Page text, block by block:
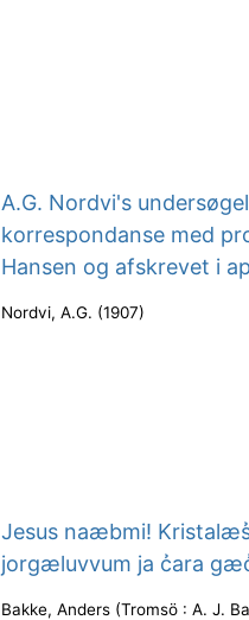
A.G. Nordvi's
korrespondanse med
Hansen og afskrevet i
Nordvi, A.G. (1907)
Jesus naæbmi!
jorgæluvvum ja c̉ara
Bakke, Anders (Tromsö : A. J.